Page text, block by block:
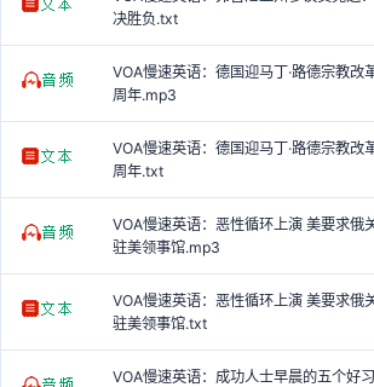
决胜负.txt
VOA慢速英语：德国迎马丁·路德宗教改
周年.mp3
VOA慢速英语：德国迎马丁·路德宗教改
周年.txt
VOA慢速英语：恶性循环上演 美要求俄
驻美领事馆.mp3
VOA慢速英语：恶性循环上演 美要求俄
驻美领事馆.txt
VOA慢速英语：成功人士早晨的五个好习